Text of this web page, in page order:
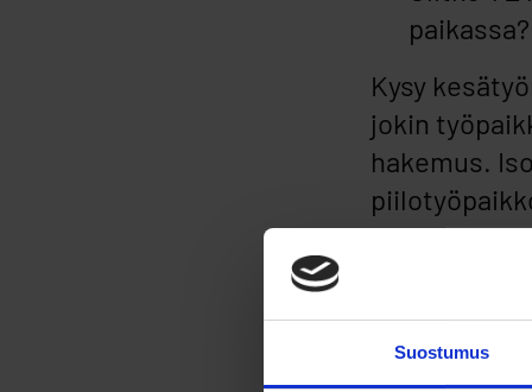
Suostumus
paikassa?
Kysy
jokin
hakemus.
ilmoiteta